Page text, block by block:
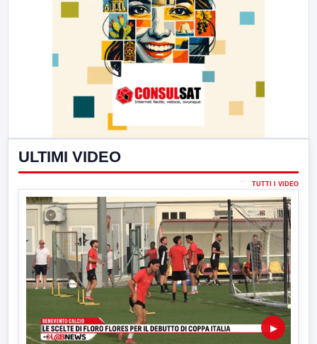
ULTIMI VIDEO
TUTTI I VIDEO
▶